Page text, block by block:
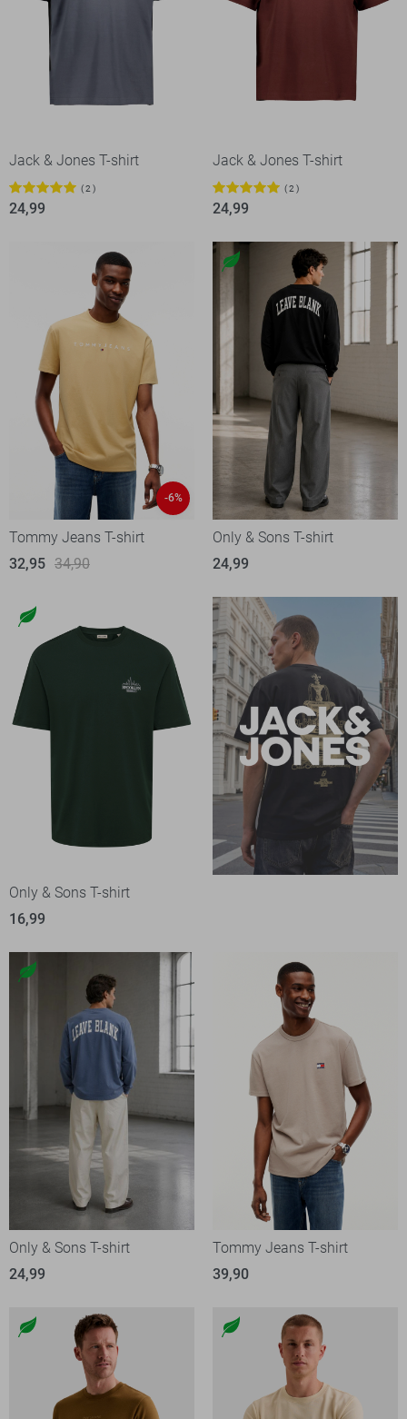
Jack & Jones T-shirt
2
24,99
Jack & Jones T-shirt
2
24,99
-6%
Tommy Jeans T-shirt
32,95 34,90
Only & Sons T-shirt
24,99
Only & Sons T-shirt
16,99
Only & Sons T-shirt
24,99
Tommy Jeans T-shirt
39,90